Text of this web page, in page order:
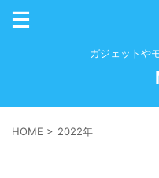
ガジェットや
HOME > 2022年